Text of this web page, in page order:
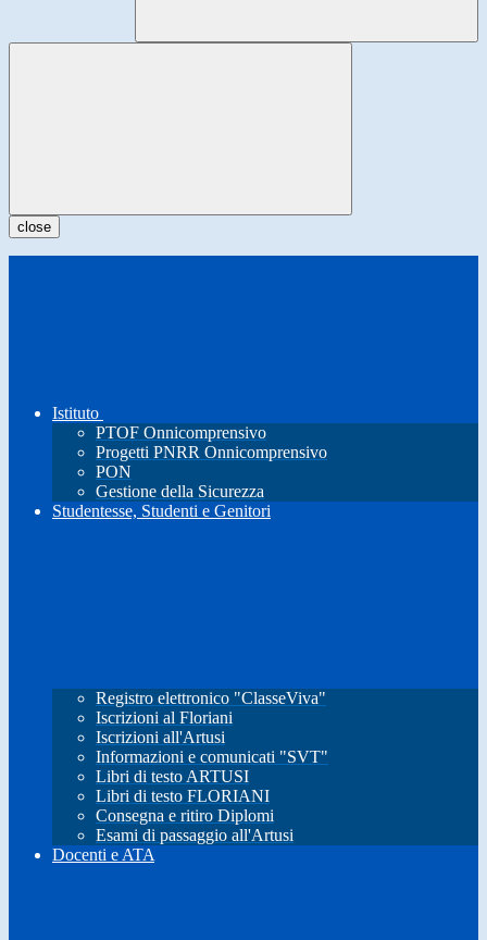
close
Istituto
PTOF Onnicomprensivo
Progetti PNRR Onnicomprensivo
PON
Gestione della Sicurezza
Studentesse, Studenti e Genitori
Registro elettronico "ClasseViva"
Iscrizioni al Floriani
Iscrizioni all'Artusi
Informazioni e comunicati "SVT"
Libri di testo ARTUSI
Libri di testo FLORIANI
Consegna e ritiro Diplomi
Esami di passaggio all'Artusi
Docenti e ATA